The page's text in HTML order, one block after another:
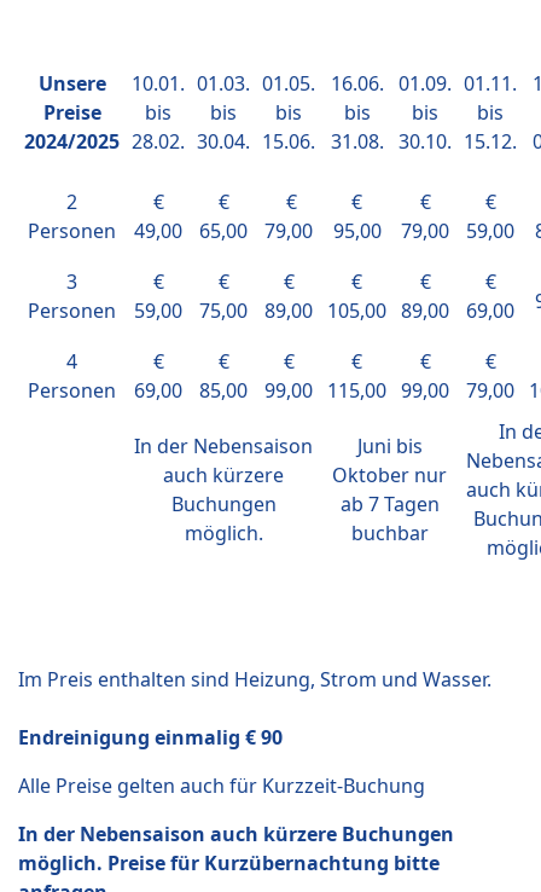
Unsere
Preise
2024/2025
10.01.
bis
28.02.
01.03.
bis
30.04.
01.05.
bis
15.06.
16.06.
bis
31.08.
01.09.
bis
30.10.
01.11.
bis
15.12.
2
Personen
€
49,00
€
65,00
€
79,00
€
95,00
€
79,00
€
59,00
3
Personen
€
59,00
€
75,00
€
89,00
€
105,00
€
89,00
€
69,00
4
Personen
€
69,00
€
85,00
€
99,00
€
115,00
€
99,00
€
79,00
In der Nebensaison
auch kürzere
Buchungen
möglich.
Juni bis
Oktober nur
ab 7 Tagen
buchbar
In
auch
Im Preis enthalten sind Heizung, Strom und Wasser.
Endreinigung einmalig € 90
Alle Preise gelten auch für Kurzzeit-Buchung
In der Nebensaison auch kürzere Buchungen
möglich. Preise für Kurzübernachtung bitte